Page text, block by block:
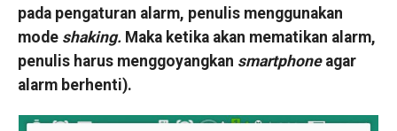
pada pengaturan alarm, penulis menggunakan
mode shaking. Maka ketika akan mematikan alarm,
penulis harus menggoyangkan smartphone agar
alarm berhenti).